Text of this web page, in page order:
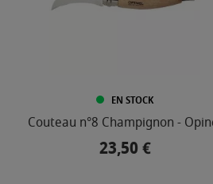
EN STOCK
Couteau n°8 Champignon -
Prix
23,50 €